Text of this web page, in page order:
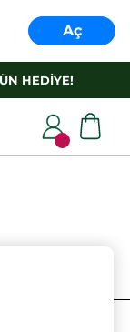
Aç
HEDİYE!